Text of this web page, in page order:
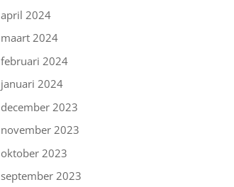
april 2024
maart 2024
februari 2024
januari 2024
december 2023
november 2023
oktober 2023
september 2023